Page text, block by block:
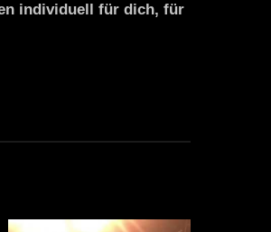
individuell für dich, für